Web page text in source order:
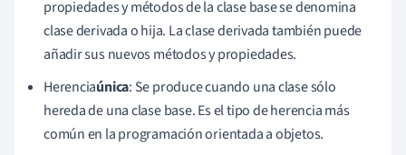
propiedades y métodos de la clase base se denomina
clase derivada o hija. La clase derivada también puede
añadir sus nuevos métodos y propiedades.
Herenciaúnica: Se produce cuando una clase sólo
hereda de una clase base. Es el tipo de herencia más
común en la programación orientada a objetos.